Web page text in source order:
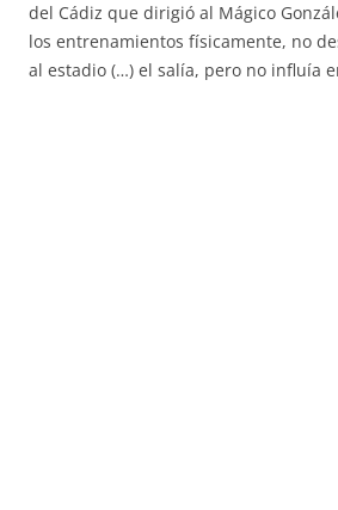
del Cádiz que dirigió al Mágico
los entrenamientos físicamente, no
al estadio (…) el salía, pero no influía